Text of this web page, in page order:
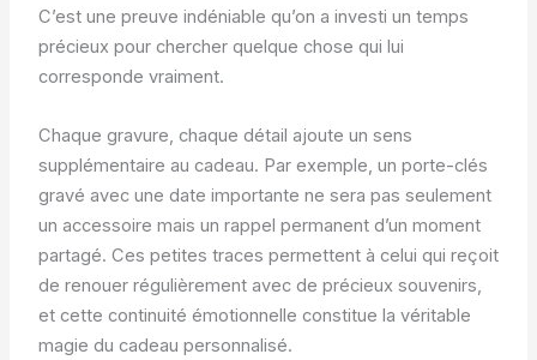
C’est une preuve indéniable qu’on a investi un temps
précieux pour chercher quelque chose qui lui
corresponde vraiment.
Chaque gravure, chaque détail ajoute un sens
supplémentaire au cadeau. Par exemple, un porte-clés
gravé avec une date importante ne sera pas seulement
un accessoire mais un rappel permanent d’un moment
partagé. Ces petites traces permettent à celui qui reçoit
de renouer régulièrement avec de précieux souvenirs,
et cette continuité émotionnelle constitue la véritable
magie du cadeau personnalisé.